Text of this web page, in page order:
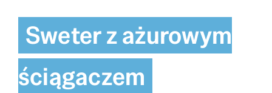
Kordonki
Filmy
Robótki
Larger
Image
Sweter z ażurowym
ściągaczem